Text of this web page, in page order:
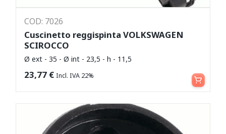
COD: 7026
Cuscinetto reggispinta VOLKSWAGEN
SCIROCCO
Ø ext - 35 - Ø int - 23,5 - h - 11,5
23,77 € Incl. IVA 22% Aggiungi al carrello